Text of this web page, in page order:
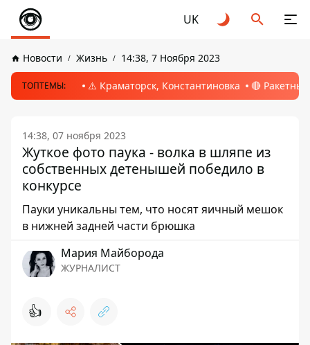
UK
Новости Жизнь 14:38, 7 Ноября 2023
ТОПТЕМЫ: ⚠️ Краматорск, Константиновка 🔴
14:38, 07 ноября 2023
Жуткое фото паука - волка в шляпе из
собственных детенышей победило в
конкурсе
Пауки уникальны тем, что носят яичный мешок
в нижней задней части брюшка
Мария Майборода
ЖУРНАЛИСТ
👍